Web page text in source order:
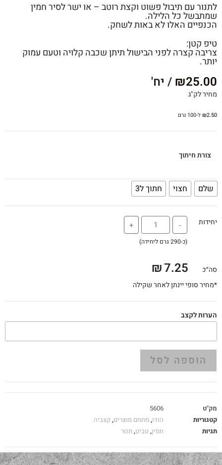
לתנור עם תיבול פשוט וקצת רוטב – או ישר לסיר חמין
שמתבשל כל הלילה.
הכנפיים האלו לא באות לשחק.
טיפ קטן:
צריבה קצרה לפני הבישול תיתן שכבה קלויה וטעם עמוק
יותר.
₪25.00 / יח'
מחיר לק"ג
₪2.50 ל-100 גרם
צורת חיתוך
שלם חצוי חתוך ל3
יחידות -
+
(כ-290 גרם ליחידה)
סה״כ 7.25
₪
*מחיר סופי יינתן לאחר שקילה
הערות לקצב
הוספה לסל
מק"ט
5606
קטגוריות
הודו,מתחם מוצרים, קצביה
תגיות
חמין, טביט, תנור